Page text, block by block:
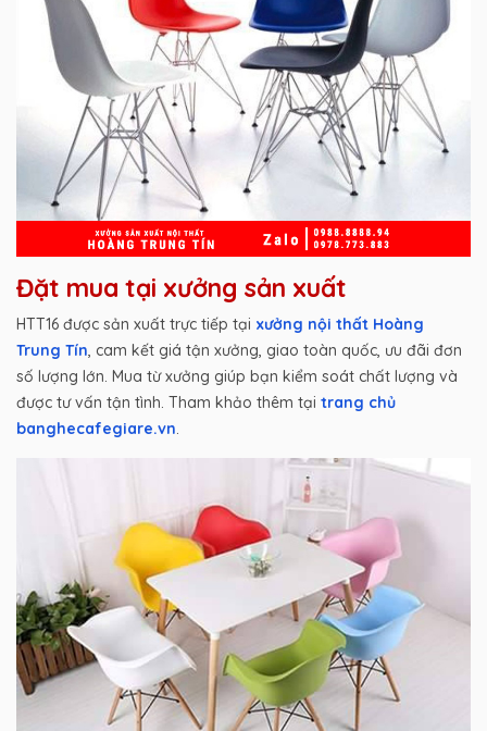
Đặt mua tại xưởng sản xuất
HTT16 được sản xuất trực tiếp tại xưởng nội thất Hoàng
Trung Tín, cam kết giá tận xưởng, giao toàn quốc, ưu đãi đơn
số lượng lớn. Mua từ xưởng giúp bạn kiểm soát chất lượng và
được tư vấn tận tình. Tham khảo thêm tại trang chủ
banghecafegiare.vn.